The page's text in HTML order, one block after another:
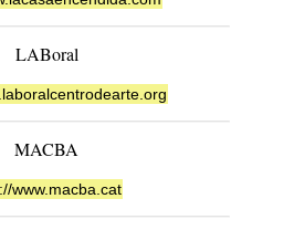
LABoral
MACBA
www.macba.cat